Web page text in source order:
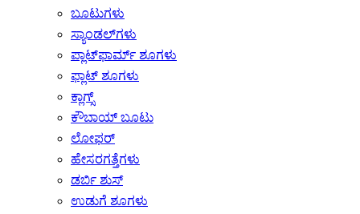
ಬೂಟುಗಳು
ಸ್ಯಾಂಡಲ್‌ಗಳು
ಪ್ಲಾಟ್‌ಫಾರ್ಮ್ ಶೂಗಳು
ಫ್ಲಾಟ್ ಶೂಗಳು
ಕ್ಲಾಗ್ಸ್
ಕೌಬಾಯ್ ಬೂಟು
ಲೋಫರ್
ಹೇಸರಗತ್ತೆಗಳು
ಡರ್ಬಿ ಶುಸ್
ಉಡುಗೆ ಶೂಗಳು